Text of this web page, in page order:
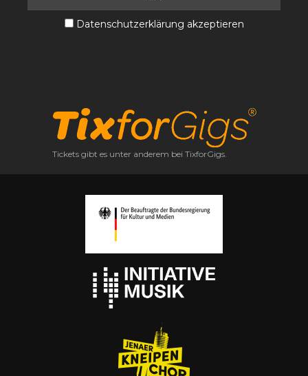
Datenschutzerklärung akzeptieren
Tickets gibt es unter anderem bei TixforGigs.